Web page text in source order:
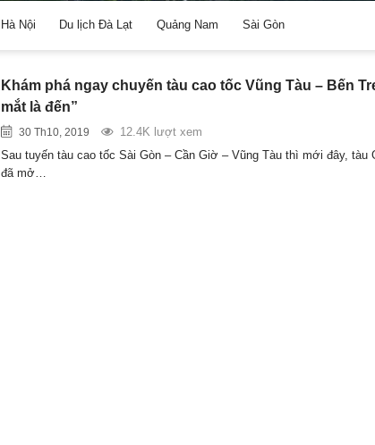
Hà Nội Du lịch Đà Lạt Quảng Nam Sài Gòn
Khám phá ngay chuyến tàu cao tốc Vũng Tàu – Bến
mắt là đến”
30 Th10, 2019
12.4K lượt xem
Sau tuyến tàu cao tốc Sài Gòn – Cần Giờ – Vũng Tàu thì mới đây, tàu
đã mở…